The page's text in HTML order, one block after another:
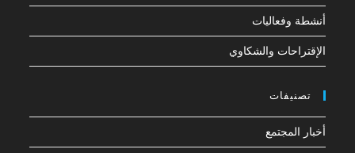
أنشطة وفعاليات
الإقتراحات والشكاوي
تصنيفات
أخبار المجتمع